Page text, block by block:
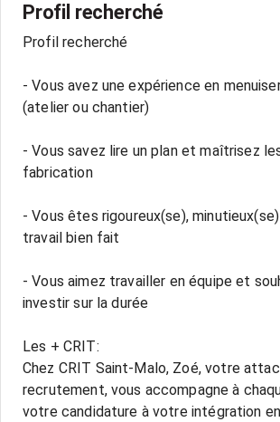
Profil recherché
Profil recherché
- Vous avez une expérience en
(atelier ou chantier)
- Vous savez lire un plan et maîtrisez
fabrication
- Vous êtes rigoureux(se),
travail bien fait
- Vous aimez travailler en équipe et
investir sur la durée
Les + CRIT:
Chez CRIT Saint-Malo, Zoé, votre
recrutement, vous accompagne à
votre candidature à votre intégration